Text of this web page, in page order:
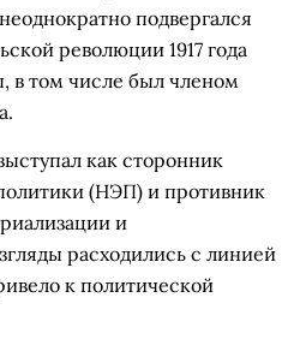
подвергался
революции 1917 года
в том числе был членом
как сторонник
(НЭП) и противник
и
расходились с линией
к политической